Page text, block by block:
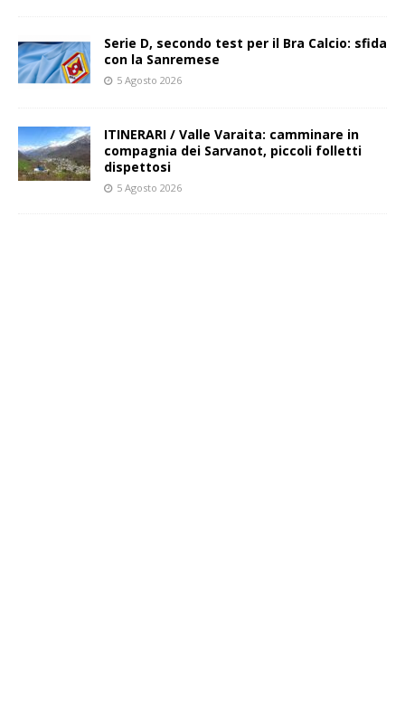
Serie D, secondo test per il Bra Calcio: sfida
con la Sanremese
5 Agosto 2026
ITINERARI / Valle Varaita: camminare in
compagnia dei Sarvanot, piccoli folletti
dispettosi
5 Agosto 2026